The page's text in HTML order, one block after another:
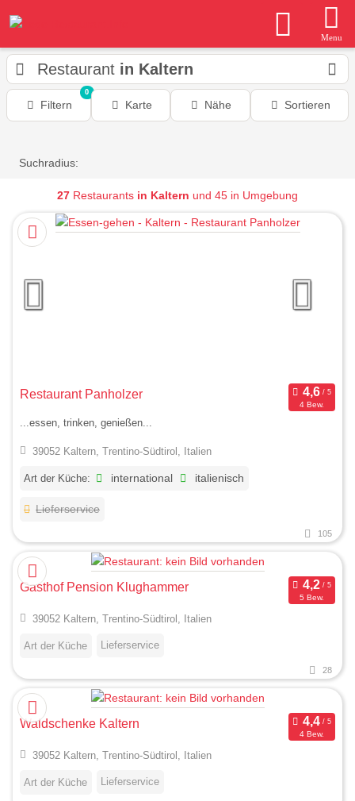
Menu
Restaurant in Kaltern
Filtern
0
Karte Nähe Sortieren
Suchradius:
27 Restaurants in Kaltern und 45 in Umgebung
Restaurant Panholzer
4 Bew.
...essen, trinken, genießen...
39052 Kaltern, Trentino-Südtirol, Italien
Art der Küche: international italienisch
Lieferservice
105
Gasthof Pension Klughammer
5 Bew.
39052 Kaltern, Trentino-Südtirol, Italien
Art der Küche Lieferservice
28
Waldschenke Kaltern
4 Bew.
39052 Kaltern, Trentino-Südtirol, Italien
Art der Küche Lieferservice